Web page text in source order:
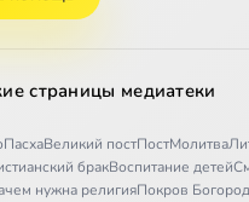
страницы медиатеки
ПасхаВеликий постПостМолитва
бракВоспитание детей
нужна религияПокров